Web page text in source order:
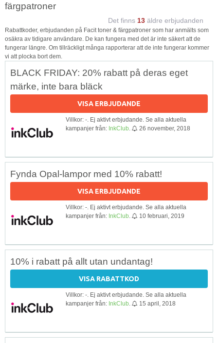
färgpatroner
Det finns 13 äldre erbjudanden
Rabattkoder, erbjudanden på Facit toner & färgpatroner som har anmälts som
osäkra av tidigare användare. De kan fungera med det är inte säkert att de
fungerar längre. Om tillräckligt många rapporterar att de inte fungerar kommer
vi att plocka bort dem.
BLACK FRIDAY: 20% rabatt på deras eget
märke, inte bara bläck
VISA ERBJUDANDE
Villkor: -. Ej aktivt erbjudande. Se alla aktuella
kampanjer från: InkClub 26 november, 2018
Fynda Opal-lampor med 10% rabatt!
VISA ERBJUDANDE
Villkor: -. Ej aktivt erbjudande. Se alla aktuella
kampanjer från: InkClub 10 februari, 2019
10% i rabatt på allt utan undantag!
VISA RABATTKOD
Villkor: -. Ej aktivt erbjudande. Se alla aktuella
kampanjer från: InkClub 15 april, 2018